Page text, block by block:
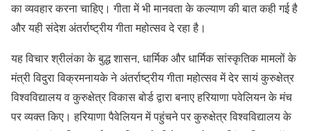
का व्यवहार करना चाहिए। गीता में भी मानवता के कल्याण की बात कही गई है
और यही संदेश अंतर्राष्ट्रीय गीता महोत्सव दे रहा है।
यह विचार श्रीलंका के बुद्ध शासन, धार्मिक और धार्मिक सांस्कृतिक मामलों के
मंत्री विदुरा विक्रमनायके ने अंतर्राष्ट्रीय गीता महोत्सव में देर सायं कुरुक्षेत्र
विश्वविद्यालय व कुरुक्षेत्र विकास बोर्ड द्वारा बनाए हरियाणा पवेलियन के मंच
पर व्यक्त किए। हरियाणा पैवेलियन में पहुंचने पर कुरुक्षेत्र विश्वविद्यालय के